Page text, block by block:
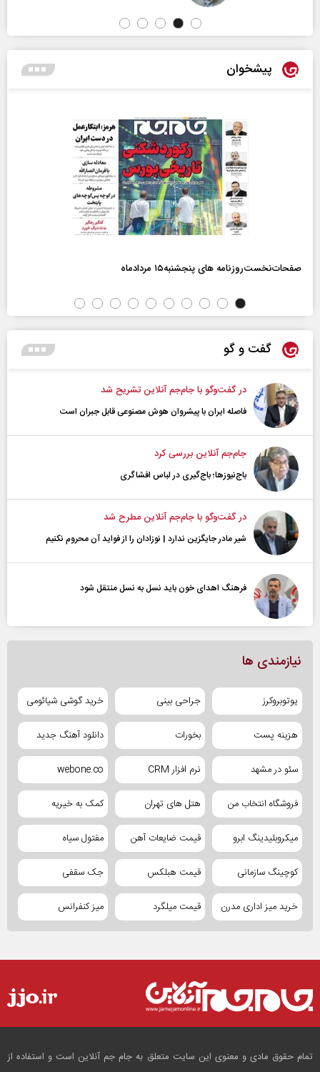
پیشخوان
صفحات‌نخست‌روزنامه ها‌ی پنجشنبه‌۱۵ مردادماه
گفت و گو
در گفت‌و‌گو با جام‌جم آنلاین تشریح شد
فاصله ایران با پیشرو‌ان هوش مصنوعی قابل جبران است
جام‌جم آنلاین بررسی کرد
باج‌نیوزها؛ باج‌گیری در لباس افشاگری
در گفت‌و‌گو با جام‌جم آنلاین مطرح شد
شیر مادر جایگزین ندارد | نوزادان را از فواید آن محروم نکنیم
فرهنگ اهدای خون باید نسل به نسل منتقل شود
نیازمندی ها
یوتوبروکرز جراحی بینی خرید گوشی شیائومی
هزینه پست بخورات دانلود آهنگ جدید
سئو در مشهد نرم افزار CRM webone.co
فروشگاه انتخاب من هتل های تهران کمک به خیریه
میکروبلیدینگ ابرو قیمت ضایعات آهن مفتول سیاه
کوچینگ سازمانی قیمت هبلکس جک سقفی
خرید میز اداری مدرن قیمت میلگرد میز کنفرانس
تمام حقوق مادی و معنوی این سایت متعلق به جام جم آنلاین است و استفاده از